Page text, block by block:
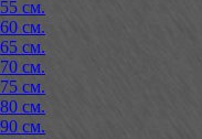
55 см.
60 см.
65 см.
70 см.
75 см.
80 см.
90 см.